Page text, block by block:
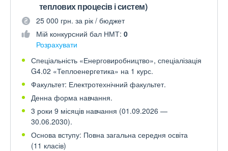
теплових процесів і систем)
25 000 грн. за рік / бюджет
Мій конкурсний бал НМТ: 0
Розрахувати
Спеціальність «Енерговиробництво», спеціалізація
G4.02 «Теплоенергетика» на 1 курс.
Факультет: Електротехнічний факультет.
Денна форма навчання.
3 роки 9 місяців навчання (01.09.2026 —
30.06.2030).
Основа вступу: Повна загальна середня освіта
(11 класів)